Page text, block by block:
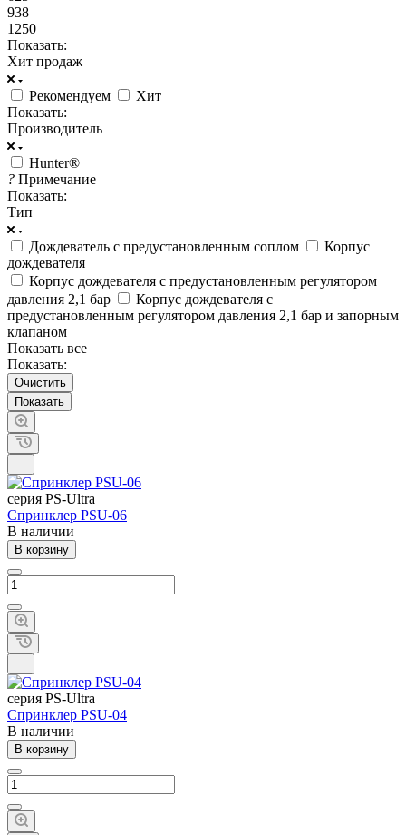
938
1250
Показать:
Хит продаж
Рекомендуем
Хит
Показать:
Производитель
Hunter®
? Примечание
Показать:
Тип
Дождеватель с предустановленным соплом
Корпус
дождевателя
Корпус дождевателя с предустановленным регулятором
давления 2,1 бар
Корпус дождевателя с
предустановленным регулятором давления 2,1 бар и запорным
клапаном
Показать все
Показать:
Очистить
cерия PS-Ultra
Спринклер PSU-06
В наличии
В корзину
cерия PS-Ultra
Спринклер PSU-04
В наличии
В корзину